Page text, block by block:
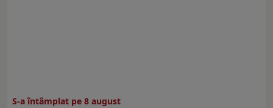
S-a întâmplat pe 8 august